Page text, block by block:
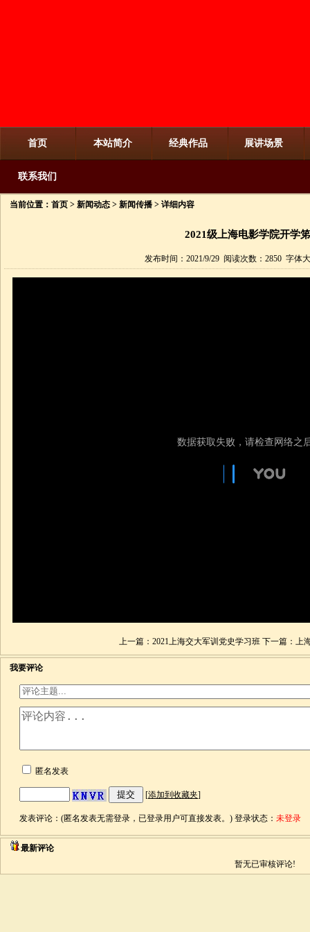
首页 本站简介 经典作品 展讲场景
联系我们
当前位置： 首页 > 新闻动态 > 新闻传播 > 详细内容
2021级上海电影学院开学
发布时间：2021/9/29 阅读次数：2850 字体
上一篇： 2021上海交大军训党史学习班 下一篇： 上
我要评论
匿名发表
[添加到收藏夹]
发表评论：(匿名发表无需登录，已登录用户可直接发表。) 登录状态： 未登录
最新评论
暂无已审核评论!